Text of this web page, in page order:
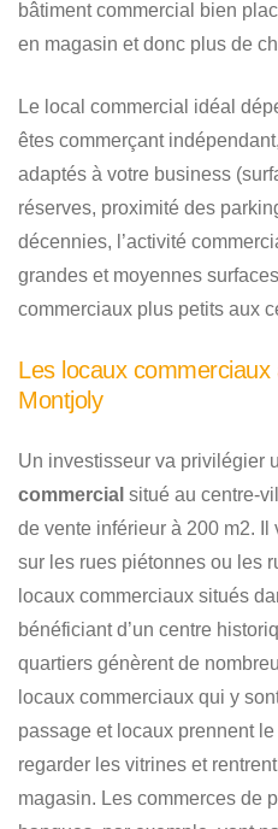
bâtiment commercial bien
en magasin et donc plus de
Le local commercial idéal
êtes commerçant
adaptés à votre business
réserves, proximité des
décennies, l’activité
grandes et moyennes
commerciaux plus petits aux
Les locaux
Montjoly
Un investisseur va privilégier
commercial situé au centre-
de vente inférieur à 200 m2.
sur les rues piétonnes ou les
locaux commerciaux situés
bénéficiant d’un centre
quartiers génèrent de
locaux commerciaux qui y
passage et locaux prennent
regarder les vitrines et
magasin. Les commerces de